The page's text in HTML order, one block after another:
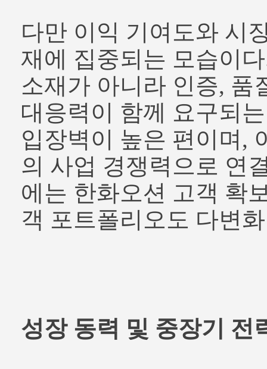
다만 이익 기여도와 시
재에 집중되는 모습이
소재가 아니라 인증, 품
대응력이 함께 요구되
입장벽이 높은 편이며,
의 사업 경쟁력으로 연
에는 한화오션 고객 확
객 포트폴리오도 다변
성장 동력 및 중장기 전